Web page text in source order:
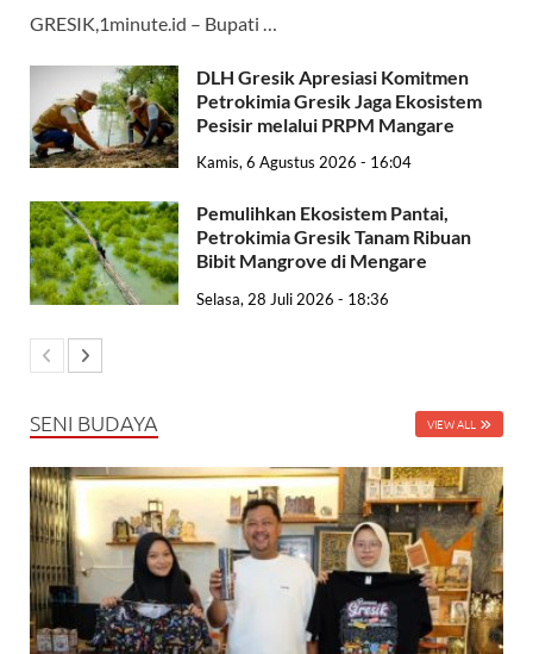
GRESIK,1minute.id – Bupati …
DLH Gresik Apresiasi Komitmen
Petrokimia Gresik Jaga Ekosistem
Pesisir melalui PRPM Mangare
Kamis, 6 Agustus 2026 - 16:04
Pemulihkan Ekosistem Pantai,
Petrokimia Gresik Tanam Ribuan
Bibit Mangrove di Mengare
Selasa, 28 Juli 2026 - 18:36
SENI BUDAYA VIEW ALL